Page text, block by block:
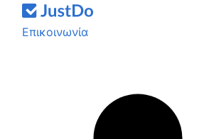
Επικοινωνία